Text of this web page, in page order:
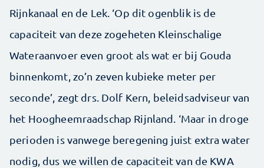
Rijnkanaal en de Lek. ‘Op dit ogenblik is de
capaciteit van deze zogeheten Kleinschalige
Wateraanvoer even groot als wat er bij Gouda
binnenkomt, zo’n zeven kubieke meter per
seconde’, zegt drs. Dolf Kern, beleidsadviseur van
het Hoogheemraadschap Rijnland. ‘Maar in droge
perioden is vanwege beregening juist extra water
nodig, dus we willen de capaciteit van de KWA